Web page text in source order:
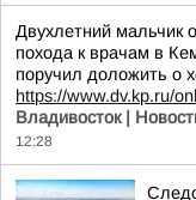
Двухлетний мальчик
похода к врачам в
поручил доложить о
https://www.dv.kp.ru/
Владивосток |
12:28